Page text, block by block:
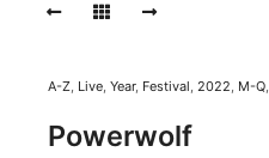
POWERWOLF
A-Z, Live, Year, Festival, 2022, M-Q,
Powerwolf